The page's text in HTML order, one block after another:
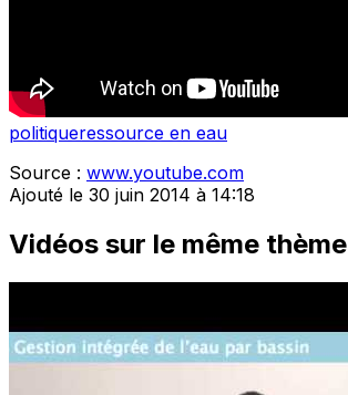
politiqueressource en eau
Source : www.youtube.com
Ajouté le 30 juin 2014 à 14:18
Vidéos sur le même thème